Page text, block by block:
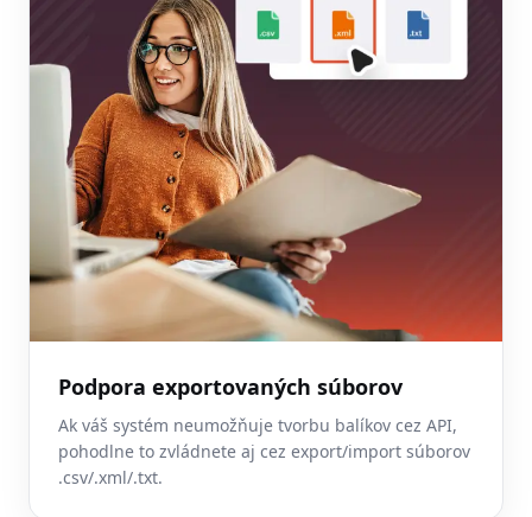
Podpora exportovaných súborov
Ak váš systém neumožňuje tvorbu balíkov cez API,
pohodlne to zvládnete aj cez export/import súborov
.csv/.xml/.txt.